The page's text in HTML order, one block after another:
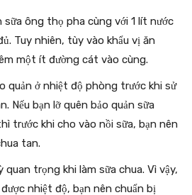
sữa ông thọ pha cùng với 1 lít nước
Tuy nhiên, tùy vào khẩu vị ăn
một ít đường cát vào cùng.
quản ở nhiệt độ phòng trước khi sử
Nếu bạn lỡ quên bảo quản sữa
trước khi cho vào nồi sữa, bạn nên
tan.
quan trọng khi làm sữa chua. Vì vậy,
nhiệt độ, bạn nên chuẩn bị